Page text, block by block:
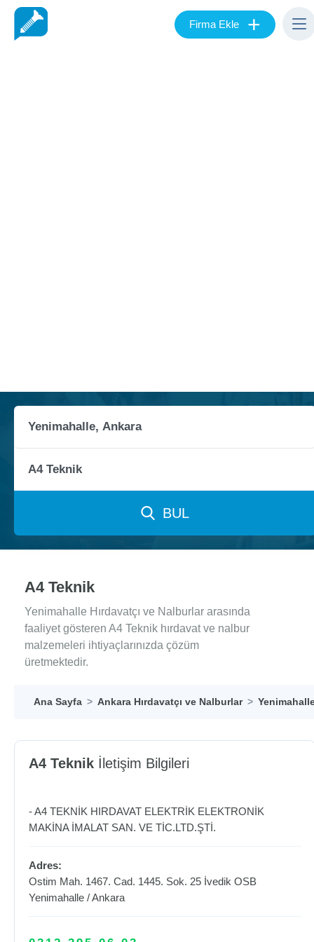
Firma Ekle +
BUL
A4 Teknik
Yenimahalle Hırdavatçı ve Nalburlar arasında
faaliyet gösteren A4 Teknik hırdavat ve nalbur
malzemeleri ihtiyaçlarınızda çözüm
üretmektedir.
Ana Sayfa Ankara Hırdavatçı ve Nalburlar
A4 Teknik İletişim Bilgileri
- A4 TEKNİK HIRDAVAT ELEKTRİK ELEKTRONİK
MAKİNA İMALAT SAN. VE TİC.LTD.ŞTİ.
Adres:
Ostim Mah. 1467. Cad. 1445. Sok. 25 İvedik OSB
Yenimahalle /Ankara